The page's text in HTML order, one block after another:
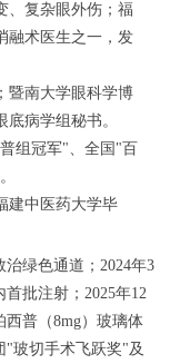
、复杂眼外伤；福
融术医生之一，发
暨南大学眼科学博
病学组秘书。
组冠军"、全国"百
建中医药大学毕
绿色通道；2024年3
批注射；2025年12
西普（8mg）玻璃体
"玻切手术飞跃奖"及